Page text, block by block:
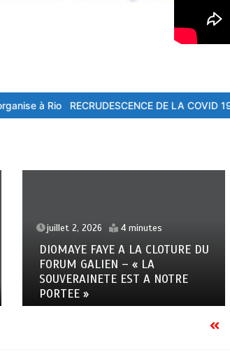
la riposte mondiale s’organise à Rio
juillet 2, 2026 4 minutes
DIOMAYE FAYE A LA CLOTURE DU
FORUM GALIEN – « LA
SOUVERAINETE EST A NOTRE
PORTEE »